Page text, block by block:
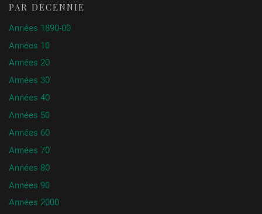
PAR DÉCENNIE
Années 1890-00
Années 10
Années 20
Années 30
Années 40
Années 50
Années 60
Années 70
Années 80
Années 90
Années 2000